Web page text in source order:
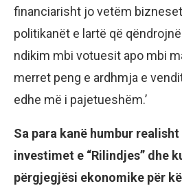
financiarisht jo vetëm
politikanët e lartë që
ndikim mbi votuesit apo mbi
merret peng e ardhmja e
edhe më i pajetueshëm.’
Sa para kanë humbur
investimet e “Rilindjes” dhe
përgjegjësi ekonomike për